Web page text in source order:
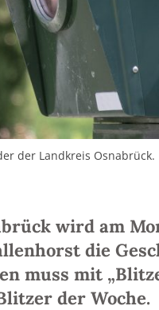
der Landkreis Osnabrück.
wird am
die
muss mit
der Woche.